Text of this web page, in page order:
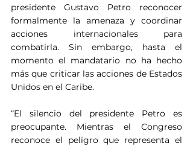
presidente Gustavo Petro reconocer
formalmente la amenaza y coordinar
acciones internacionales para
combatirla. Sin embargo, hasta el
momento el mandatario no ha hecho
más que criticar las acciones de Estados
Unidos en el Caribe.
“El silencio del presidente Petro es
preocupante. Mientras el Congreso
reconoce el peligro que representa el